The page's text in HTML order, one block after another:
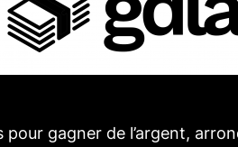
pour gagner de l’argent,